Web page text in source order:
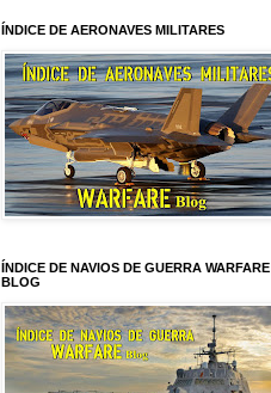
ÍNDICE DE AERONAVES MILITARES
ÍNDICE DE NAVIOS DE GUERRA WARFARE
BLOG